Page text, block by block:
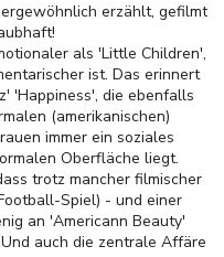
erzählt, gefilmt
als 'Little Children',
ist. Das erinnert
'Happiness', die ebenfalls
(amerikanischen)
immer ein soziales
Oberfläche liegt.
trotz mancher filmischer
Spiel) - und einer
an 'Americann Beauty'
auch die zentrale Affäre